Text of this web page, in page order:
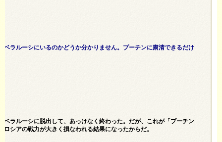
ラルーシにいるのかどうか分かりません。プーチンに粛清できるだけ
ラルーシに脱出して、あっけなく終わった。だが、これが「プーチン
シアの戦力が大きく損なわれる結果になったからだ。